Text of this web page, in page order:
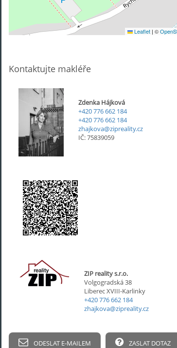
Leaflet | ©
Kontaktujte makléře
Zdenka Hájková
+420 776 662 184
+420 776 662 184
zhajkova@zipreality.cz
IČ: 75839059
ZIP reality s.r.o.
Volgogradská 38
Liberec XVIII-Karlinky
+420 776 662 184
zhajkova@zipreality.cz
ODESLAT E-MAILEM ZASLAT DOTAZ